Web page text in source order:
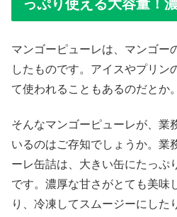
っぷり使える大容量！
マンゴーピューレは、マンゴー
したものです。アイスやプリン
て使われることもあるのだとか。
そんなマンゴーピューレが、業
いるのはご存知でしょうか。業
ーレ缶詰は、大きい缶にたっぷ
です。濃厚な甘さがとても美味
り、冷凍してスムージーにした